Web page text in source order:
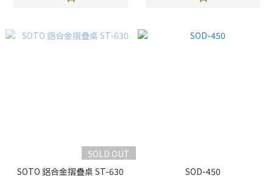
SOLD OUT
SOTO 鋁合金摺疊桌 ST-630
SOD-450